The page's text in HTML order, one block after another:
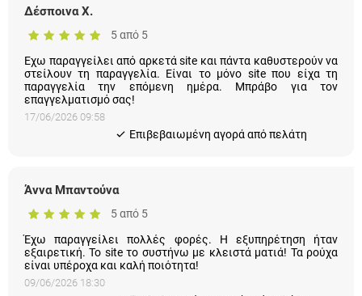
Δέσποινα Χ.
5 από 5
Εχω παραγγείλει από αρκετά site και πάντα καθυστερούν να
στείλουν τη παραγγελία. Είναι το μόνο site που είχα τη
παραγγελία την επόμενη ημέρα. Μπράβο για τον
επαγγελματισμό σας!
17/06/2026 09:58
Eπιβεβαιωμένη αγορά από πελάτη
Άννα Μπαντούνα
5 από 5
Έχω παραγγείλει πολλές φορές. Η εξυπηρέτηση ήταν
εξαιρετική. Το site το συστήνω με κλειστά ματιά! Τα ρούχα
είναι υπέροχα και καλή ποιότητα!
09/06/2026 18:30